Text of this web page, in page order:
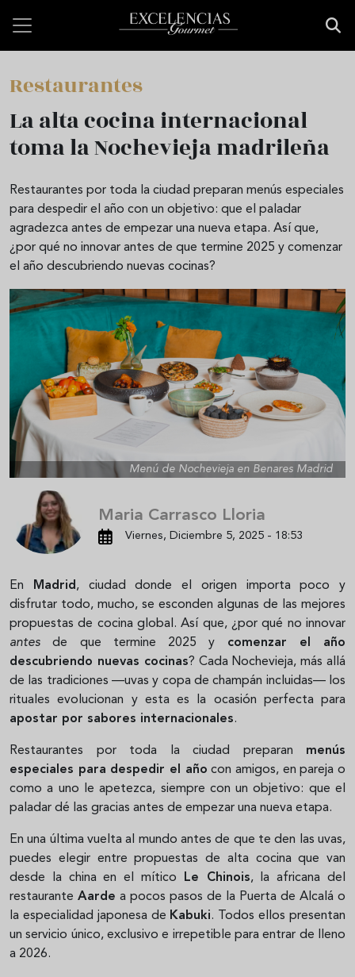
Restaurantes
La alta cocina internacional
toma la Nochevieja madrileña
Restaurantes por toda la ciudad preparan menús especiales
para despedir el año con un objetivo: que el paladar
agradezca antes de empezar una nueva etapa. Así que,
¿por qué no innovar antes de que termine 2025 y comenzar
el año descubriendo nuevas cocinas?
Menú de Nochevieja en Benares Madrid
Maria Carrasco Lloria
Viernes, Diciembre 5, 2025 - 18:53
En Madrid, ciudad donde el origen importa poco y
disfrutar todo, mucho, se esconden algunas de las mejores
propuestas de cocina global. Así que, ¿por qué no innovar
antes de que termine 2025 y comenzar el año
descubriendo nuevas cocinas? Cada Nochevieja, más allá
de las tradiciones —uvas y copa de champán incluidas— los
rituales evolucionan y esta es la ocasión perfecta para
apostar por sabores internacionales.
Restaurantes por toda la ciudad preparan menús
especiales para despedir el año con amigos, en pareja o
como a uno le apetezca, siempre con un objetivo: que el
paladar dé las gracias antes de empezar una nueva etapa.
En una última vuelta al mundo antes de que te den las uvas,
puedes elegir entre propuestas de alta cocina que van
desde la china en el mítico Le Chinois, la africana del
restaurante Aarde a pocos pasos de la Puerta de Alcalá o
la especialidad japonesa de Kabuki. Todos ellos presentan
un servicio único, exclusivo e irrepetible para entrar de lleno
a 2026.